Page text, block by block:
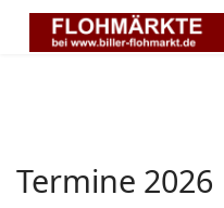
Termine 2026